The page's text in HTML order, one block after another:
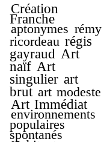
Création
Franche
aptonymes rémy
ricordeau régis
gayraud Art
naïf Art
singulier art
brut art modeste
Art Immédiat
environnements
populaires
spontanés